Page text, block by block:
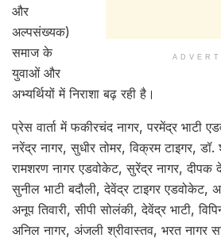
और
अल्पसंख्यक)
समाज के
युवाओं और
अभ्यर्थियों में निराशा बढ़ रही है।
प्रेस वार्ता में फकीरचंद नागर, परमेंद्र भाटी
नरेंद्र नागर, सुधीर तोमर, विक्रम टाइगर,
रामशरण नागर एडवोकेट, सुरेंद्र नागर, दीपक
सुनील भाटी बदौली, देवेंद्र टाइगर एडवोकेट,
अनूप तिवारी, सीपी सोलंकी, देवेंद्र भाटी,
अनिल नागर, अंजली श्रीवास्तव, भरत नागर